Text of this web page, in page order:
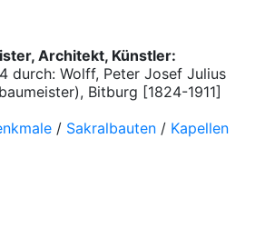
Architekt, Künstler:
durch: Wolff, Peter Josef Julius
Bitburg [1824-1911]
/ Sakralbauten / Kapellen